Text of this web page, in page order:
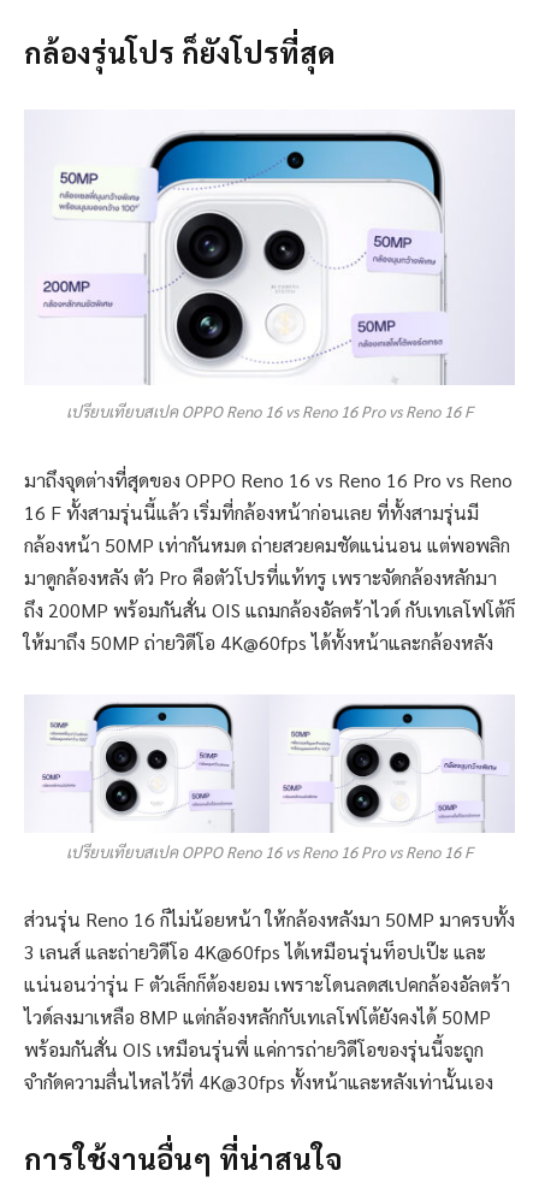
กล้องรุ่นโปร ก็ยังโปรที่สุด
เปรียบเทียบสเปค OPPO Reno 16 vs Reno 16 Pro vs Reno 16 F
มาถึงจุดต่างที่สุดของ OPPO Reno 16 vs Reno 16 Pro vs Reno
16 F ทั้งสามรุ่นนี้แล้ว เริ่มที่กล้องหน้าก่อนเลย ที่ทั้งสามรุ่นมี
กล้องหน้า 50MP เท่ากันหมด ถ่ายสวยคมชัดแน่นอน แต่พอพลิก
มาดูกล้องหลัง ตัว Pro คือตัวโปรที่แท้ทรู เพราะจัดกล้องหลักมา
ถึง 200MP พร้อมกันสั่น OIS แถมกล้องอัลตร้าไวด์ กับเทเลโฟโต้ก็
ให้มาถึง 50MP ถ่ายวิดีโอ 4K@60fps ได้ทั้งหน้าและกล้องหลัง
เปรียบเทียบสเปค OPPO Reno 16 vs Reno 16 Pro vs Reno 16 F
ส่วนรุ่น Reno 16 ก็ไม่น้อยหน้า ให้กล้องหลังมา 50MP มาครบทั้ง
3 เลนส์ และถ่ายวิดีโอ 4K@60fps ได้เหมือนรุ่นท็อปเป๊ะ และ
แน่นอนว่ารุ่น F ตัวเล็กก็ต้องยอม เพราะโดนลดสเปคกล้องอัลตร้า
ไวด์ลงมาเหลือ 8MP แต่กล้องหลักกับเทเลโฟโต้ยังคงได้ 50MP
พร้อมกันสั่น OIS เหมือนรุ่นพี่ แค่การถ่ายวิดีโอของรุ่นนี้จะถูก
จำกัดความลื่นไหลไว้ที่ 4K@30fps ทั้งหน้าและหลังเท่านั้นเอง
การใช้งานอื่นๆ ที่น่าสนใจ